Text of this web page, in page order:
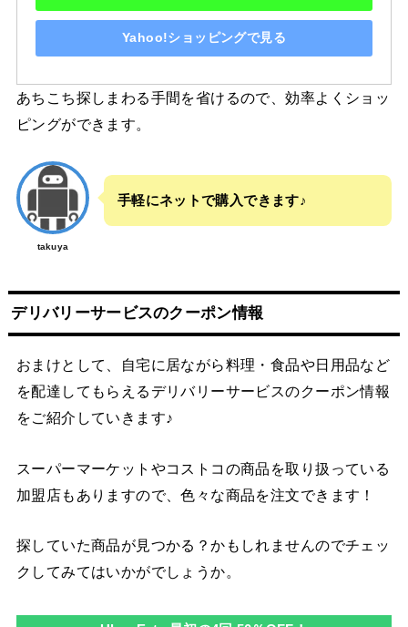
Yahoo!ショッピングで見る
あちこち探しまわる手間を省けるので、効率よくショッ
ピングができます。
takuya
手軽にネットで購入できます♪
デリバリーサービスのクーポン情報
おまけとして、自宅に居ながら料理・食品や日用品など
を配達してもらえるデリバリーサービスのクーポン情報
をご紹介していきます♪
スーパーマーケットやコストコの商品を取り扱っている
加盟店もありますので、色々な商品を注文できます！
探していた商品が見つかる？かもしれませんのでチェッ
クしてみてはいかがでしょうか。